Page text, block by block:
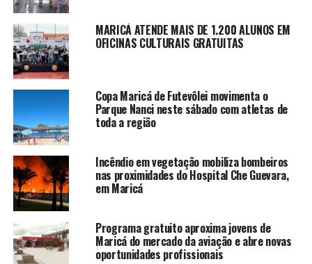
MARICÁ ATENDE MAIS DE 1.200 ALUNOS EM
OFICINAS CULTURAIS GRATUITAS
Copa Maricá de Futevôlei movimenta o
Parque Nanci neste sábado com atletas de
toda a região
Incêndio em vegetação mobiliza bombeiros
nas proximidades do Hospital Che Guevara,
em Maricá
Programa gratuito aproxima jovens de
Maricá do mercado da aviação e abre novas
oportunidades profissionais